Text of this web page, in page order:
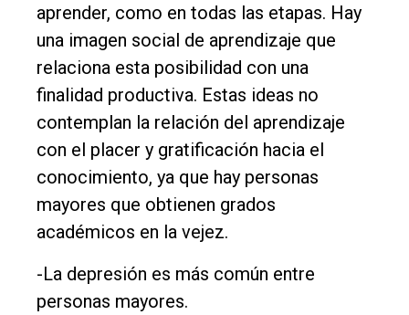
aprender, como en todas las etapas. Hay
una imagen social de aprendizaje que
relaciona esta posibilidad con una
finalidad productiva. Estas ideas no
contemplan la relación del aprendizaje
con el placer y gratificación hacia el
conocimiento, ya que hay personas
mayores que obtienen grados
académicos en la vejez.
-La depresión es más común entre
personas mayores.